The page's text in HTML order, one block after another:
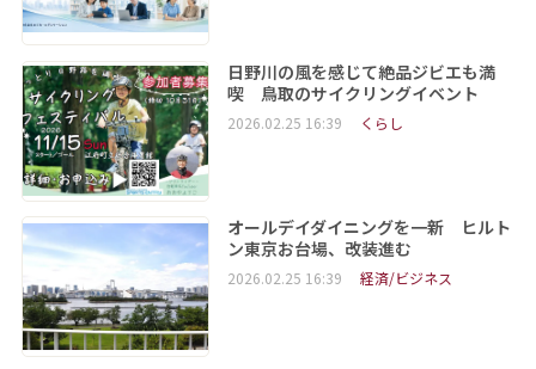
日野川の風を感じて絶品ジビエも満
喫 鳥取のサイクリングイベント
2026.02.25 16:39 くらし
オールデイダイニングを一新 ヒルト
ン東京お台場、改装進む
2026.02.25 16:39 経済/ビジネス